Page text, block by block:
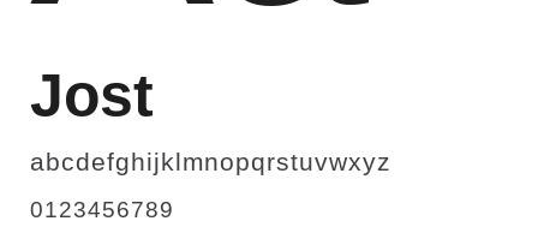
Jost
abcdefghijklmnopqrstuvwxyz
0123456789